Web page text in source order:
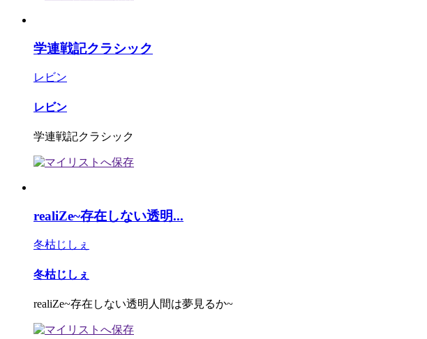
学連戦記クラシック
レビン
レビン
学連戦記クラシック
realiZe~存在しない透明...
冬枯じしぇ
冬枯じしぇ
realiZe~存在しない透明人間は夢見るか~